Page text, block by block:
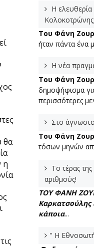
θα
η
Η
Κολοκοτρώνης
Του Φάνη
ήταν πάντα ένα
Η νέα
Του Φάνη
δημοψήφισμα
περισσότερες
Στο
Του Φάνη
τόσων μηνών
Το τέρας
αριθμούς!
ΤΟΥ ΦΑΝΗ
Καρκατσούλης
κάποια...
'' Η